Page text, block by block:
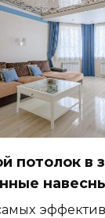
потолок в